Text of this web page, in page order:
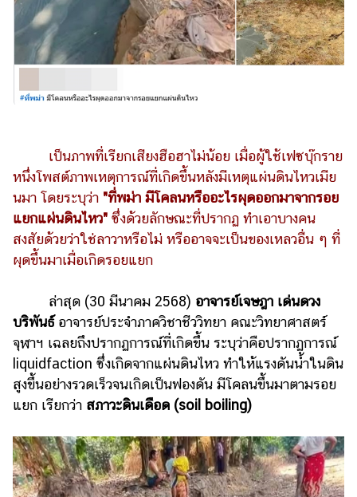
สุขภาพ
ท่อง
เที่ยว
สูตร
อาหาร
ช้อป
ปิ้ง
รถยนต์
บ้าน
และ
ตกแต่ง
ถือ
ราคา
ทอง
น้ำมัน
วา
เป็นภาพที่เรียกเสียงฮือฮาไม่น้อย เมื่อผู้ใช้เฟซบุ๊กราย
หนึ่งโพสต์ภาพเหตุการณ์ที่เกิดขึ้นหลังมีเหตุแผ่นดินไหวเมีย
นมา โดยระบุว่า "ที่พม่า มีโคลนหรืออะไรผุดออกมาจากรอย
แยกแผ่นดินไหว" ซึ่งด้วยลักษณะที่ปรากฏ ทำเอาบางคน
สงสัยด้วยว่าใช่ลาวาหรือไม่ หรืออาจจะเป็นของเหลวอื่น ๆ ที่
ผุดขึ้นมาเมื่อเกิดรอยแยก
ล่าสุด (30 มีนาคม 2568) อาจารย์เจษฎา เด่นดวง
บริพันธ์อาจารย์ประจำภาควิชาชีววิทยา คณะวิทยาศาสตร์
จุฬาฯ เฉลยถึงปรากฏการณ์ที่เกิดขึ้น ระบุว่าคือปรากฏการณ์
liquidfaction ซึ่งเกิดจากแผ่นดินไหว ทำให้แรงดันน้ำในดิน
สูงขึ้นอย่างรวดเร็วจนเกิดเป็นฟองดัน มีโคลนขึ้นมาตามรอย
แยก เรียกว่า สภาวะดินเดือด (soil boiling)